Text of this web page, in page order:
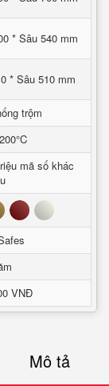
* Sâu 540 mm
* Sâu 510 mm
trộm
mã số khác
Đỏ Trắng
VNĐ
Mô tả